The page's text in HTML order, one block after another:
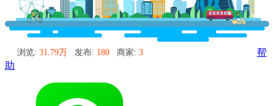
浏览: 31.79万 发布: 180 商家: 3
帮
助